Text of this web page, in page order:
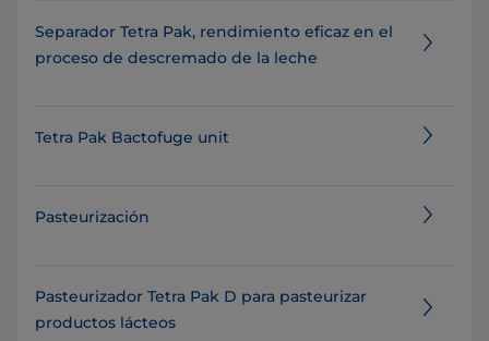
Separador Tetra Pak, rendimiento eficaz en el
proceso de descremado de la leche
Tetra Pak Bactofuge unit
Pasteurización
Pasteurizador Tetra Pak D para pasteurizar
productos lácteos